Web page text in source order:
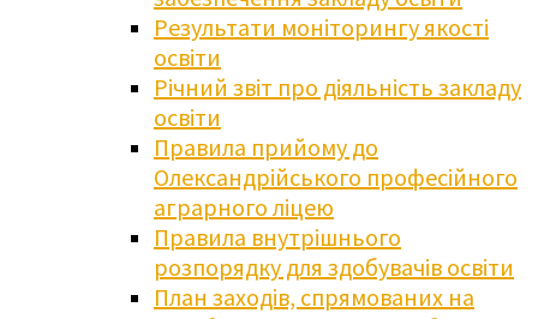
Результати моніторингу якості
освіти
Річний звіт про діяльність закладу
освіти
Правила прийому до
Олександрійського професійного
аграрного ліцею
Правила внутрішнього
розпорядку для здобувачів освіти
План заходів, спрямованих на